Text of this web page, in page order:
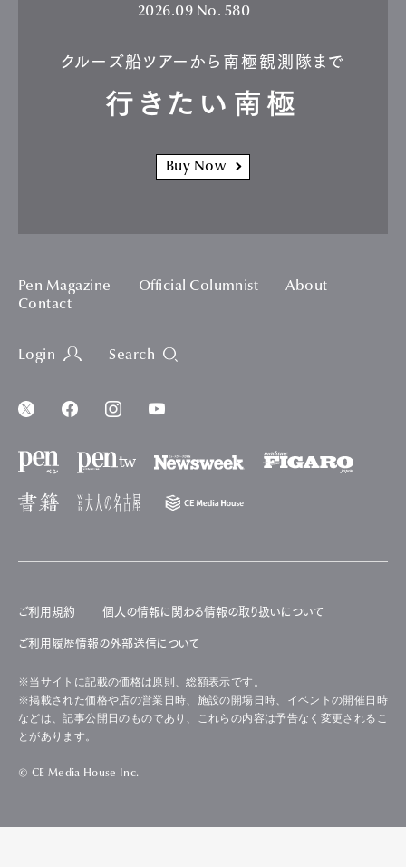
2026.09 No. 580
クルーズ船ツアーから南極観測隊まで
行きたい南極
Buy Now
Pen Magazine Official Columnist
About
Contact
Login Search
ご利用規約 個人の情報に関わる情報の取り扱いについて
ご利用履歴情報の外部送信について
※当サイトに記載の価格は原則、総額表示です。
※掲載された価格や店の営業日時、施設の開場日時、イベントの開催日時
などは、記事公開日のものであり、これらの内容は予告なく変更されるこ
とがあります。
© CE Media House Inc.